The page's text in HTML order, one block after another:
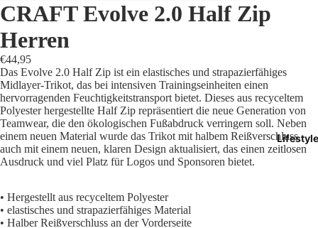
Lifestyle
CRAFT Evolve 2.0 Half Zip
Herren
€44,95
Das Evolve 2.0 Half Zip ist ein elastisches und strapazierfähiges
Midlayer-Trikot, das bei intensiven Trainingseinheiten einen
hervorragenden Feuchtigkeitstransport bietet. Dieses aus recyceltem
Polyester hergestellte Half Zip repräsentiert die neue Generation von
Teamwear, die den ökologischen Fußabdruck verringern soll. Neben
einem neuen Material wurde das Trikot mit halbem Reißverschluss
auch mit einem neuen, klaren Design aktualisiert, das einen zeitlosen
Ausdruck und viel Platz für Logos und Sponsoren bietet.
• Hergestellt aus recyceltem Polyester
• elastisches und strapazierfähiges Material
• Halber Reißverschluss an der Vorderseite